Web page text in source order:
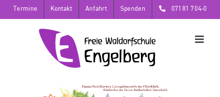
Zum
Inhalt
Termine Kontakt Anfahrt Spenden 07181 704-0